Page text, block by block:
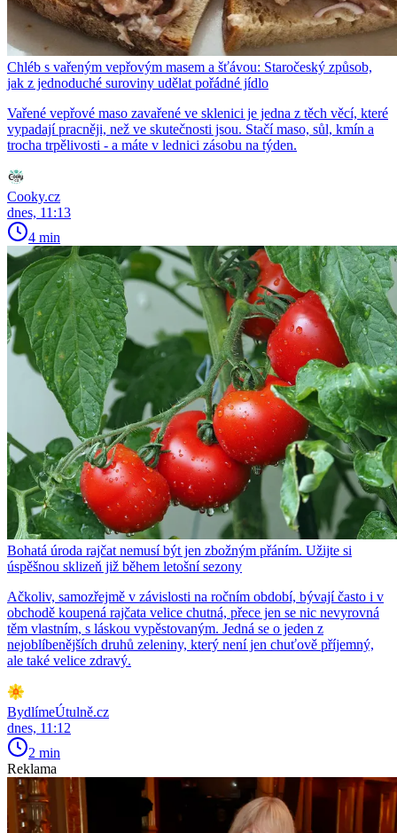
Chléb s vařeným vepřovým masem a šťávou: Staročeský způsob,
jak z jednoduché suroviny udělat pořádné jídlo
Vařené vepřové maso zavařené ve sklenici je jedna z těch věcí, které
vypadají pracněji, než ve skutečnosti jsou. Stačí maso, sůl, kmín a
trocha trpělivosti - a máte v lednici zásobu na týden.
Cooky.cz
dnes, 11:13
4 min
Bohatá úroda rajčat nemusí být jen zbožným přáním. Užijte si
úspěšnou sklizeň již během letošní sezony
Ačkoliv, samozřejmě v závislosti na ročním období, bývají často i v
obchodě koupená rajčata velice chutná, přece jen se nic nevyrovná
těm vlastním, s láskou vypěstovaným. Jedná se o jeden z
nejoblíbenějších druhů zeleniny, který není jen chuťově příjemný,
ale také velice zdravý.
BydlímeÚtulně.cz
dnes, 11:12
2 min
Reklama